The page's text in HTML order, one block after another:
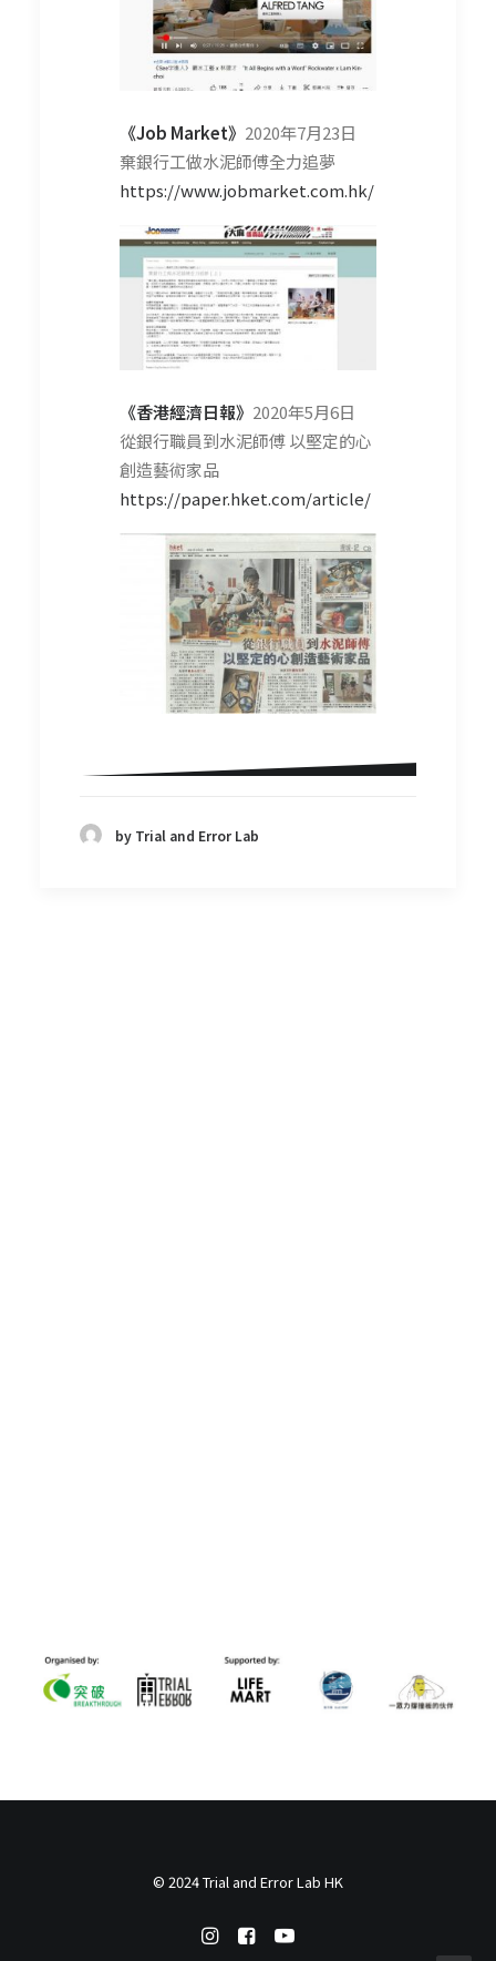
《Job Market》 2020年7月23日
棄銀行工做水泥師傅全力追夢
https://www.jobmarket.com.hk/
《香港經濟日報》 2020年5月6日
從銀行職員到水泥師傅 以堅定的心
創造藝術家品
https://paper.hket.com/article/
by Trial and Error Lab
© 2024 Trial and Error Lab HK